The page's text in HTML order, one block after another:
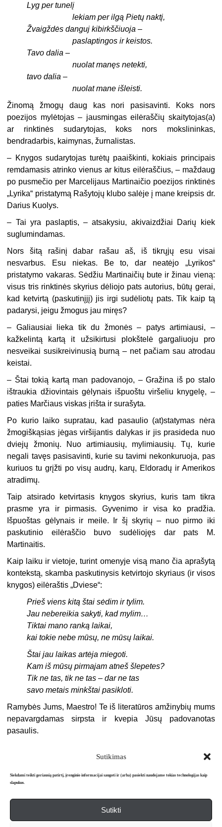
Sutikimas
Siekdami teikti geriausią patirtį, įrenginio informacijai saugoti ir (arba) pasiekti naudojame tokias technologijas kaip
slapukus.
Sutikti
Lyg per tunelį
lekiam per ilgą Pietų naktį,
Žvaigždės danguj kibirkščiuoja –
paslaptingos ir keistos.
Tavo dalia –
nuolat manęs netekti,
tavo dalia –
nuolat mane išleisti.
Žinomą žmogų daug kas nori pasisavinti. Koks nors
poezijos mylėtojas – jausmingas eilėraščių skaitytojas(a)
ar rinktinės sudarytojas, koks nors mokslininkas,
bendradarbis, kaimynas, žurnalistas.
– Knygos sudarytojas turėtų paaiškinti, kokiais principais
remdamasis atrinko vienus ar kitus eilėraščius, – maždaug
po pusmečio per Marcelijaus Martinaičio poezijos rinktinės
„Lyrika“ pristatymą Rašytojų klubo salėje į mane kreipsis dr.
Darius Kuolys.
– Tai yra paslaptis, – atsakysiu, akivaizdžiai Darių kiek
suglumindamas.
Nors šitą rašinį dabar rašau aš, iš tikrųjų esu visai
nesvarbus. Esu niekas. Be to, dar neatėjo „Lyrikos“
pristatymo vakaras. Sėdžiu Martinaičių bute ir žinau vieną:
visus tris rinktinės skyrius dėliojo pats autorius, būtų gerai,
kad ketvirtą (paskutinįjį) jis irgi sudėliotų pats. Tik kaip tą
padarysi, jeigu žmogus jau miręs?
– Galiausiai lieka tik du žmonės – patys artimiausi, –
kažkelintą kartą it užsikirtusi plokštelė gargaliuoju pro
nesveikai susikreivinusią burną – net pačiam sau atrodau
keistai.
– Štai tokią kartą man padovanojo, – Gražina iš po stalo
ištraukia džiovintais gėlynais išpuoštu viršeliu knygelę, –
paties Marčiaus viskas įrišta ir surašyta.
Po kurio laiko supratau, kad pasaulio (at)statymas nėra
žmogiškąsias jėgas viršijantis dalykas ir jis prasideda nuo
dviejų žmonių. Nuo artimiausių, mylimiausių. Tų, kurie
negali tavęs pasisavinti, kurie su tavimi nekonkuruoja, pas
kuriuos tu grįžti po visų audrų, karų, Eldoradų ir Amerikos
atradimų.
Taip atsirado ketvirtasis knygos skyrius, kuris tam tikra
prasme yra ir pirmasis. Gyvenimo ir visa ko pradžia.
Išpuoštas gėlynais ir meile. Ir šį skyrių – nuo pirmo iki
paskutinio eilėraščio buvo sudėliojęs dar pats M.
Martinaitis.
Kaip laiku ir vietoje, turint omenyje visą mano čia aprašytą
kontekstą, skamba paskutinysis ketvirtojo skyriaus (ir visos
knygos) eilėraštis „Dviese“:
Prieš viens kitą štai sėdim ir tylim.
Jau nebereikia sakyti, kad mylim…
Tiktai mano ranką laikai,
kai tokie nebe mūsų, ne mūsų laikai.
Štai jau laikas artėja miegoti.
Kam iš mūsų pirmajam atneš šlepetes?
Tik ne tas, tik ne tas – dar ne tas
savo metais minkštai pasikloti.
Ramybės Jums, Maestro! Te iš literatūros amžinybių mums
nepavargdamas sirpsta ir kvepia Jūsų padovanotas
pasaulis.